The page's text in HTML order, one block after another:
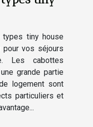
tiny house
vos séjours
Les cabottes
grande partie
logement sont
particuliers et